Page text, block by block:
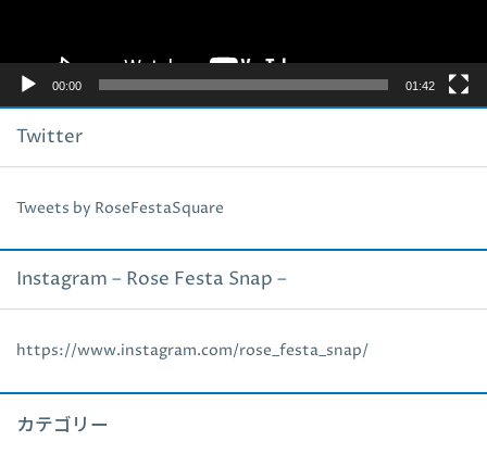
00:00 01:42
Twitter
Tweets by RoseFestaSquare
Instagram – Rose Festa Snap –
https://www.instagram.com/rose_festa_snap/
カテゴリー